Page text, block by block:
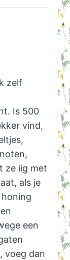
zelf
Is 500
vind,
ze iig met
als je
honing
een
voeg dan